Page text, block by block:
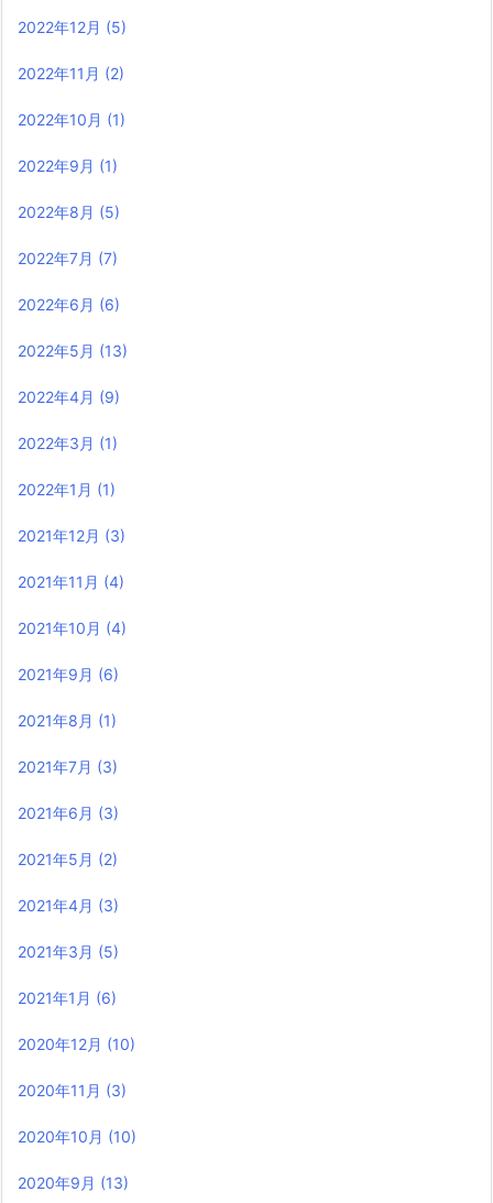
2022年12月 (5)
2022年11月 (2)
2022年10月 (1)
2022年9月 (1)
2022年8月 (5)
2022年7月 (7)
2022年6月 (6)
2022年5月 (13)
2022年4月 (9)
2022年3月 (1)
2022年1月 (1)
2021年12月 (3)
2021年11月 (4)
2021年10月 (4)
2021年9月 (6)
2021年8月 (1)
2021年7月 (3)
2021年6月 (3)
2021年5月 (2)
2021年4月 (3)
2021年3月 (5)
2021年1月 (6)
2020年12月 (10)
2020年11月 (3)
2020年10月 (10)
2020年9月 (13)